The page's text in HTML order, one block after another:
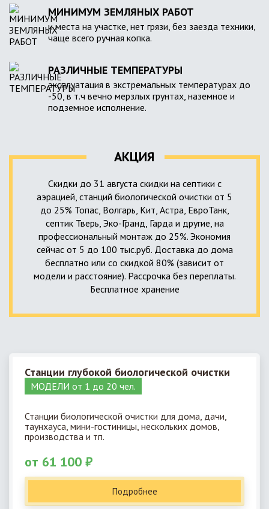
МИНИМУМ ЗЕМЛЯНЫХ РАБОТ
и места на участке, нет грязи, без заезда техники,
чаще всего ручная копка.
РАЗЛИЧНЫЕ ТЕМПЕРАТУРЫ
эксплуатация в экстремальных температурах до
-50, в т.ч вечно мерзлых грунтах, наземное и
подземное исполнение.
АКЦИЯ
Скидки до 31 августа скидки на септики с
аэрацией, станций биологической очистки от 5
до 25% Топас, Волгарь, Кит, Астра, ЕвроТанк,
септик Тверь, Эко-Гранд, Гарда и другие, на
профессиональный монтаж до 25%. Экономия
сейчас от 5 до 100 тыс.руб. Доставка до дома
бесплатно или со скидкой 80% (зависит от
модели и расстояние). Рассрочка без переплаты.
Бесплатное хранение
Станции глубокой биологической очистки
МОДЕЛИ от 1 до 20 чел.
Станции биологической очистки для дома, дачи,
таунхауса, мини-гостиницы, нескольких домов,
производства и тп.
от 61 100 ₽
Подробнее